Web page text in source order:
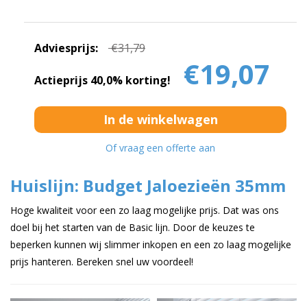
Adviesprijs: €31,79
Actieprijs 40,0% korting! €19,07
Of vraag een offerte aan
Huislijn: Budget Jaloezieën 35mm
Hoge kwaliteit voor een zo laag mogelijke prijs. Dat was ons
doel bij het starten van de Basic lijn. Door de keuzes te
beperken kunnen wij slimmer inkopen en een zo laag mogelijke
prijs hanteren. Bereken snel uw voordeel!